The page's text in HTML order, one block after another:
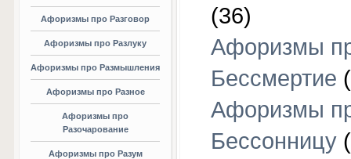
Афоризмы про Разговор
Афоризмы про Разлуку
Афоризмы про Размышления
Афоризмы про Разное
Афоризмы про
Разочарование
Афоризмы про Разум
(36)
Афоризмы
Бессмертие
Афоризмы
Бессонницу